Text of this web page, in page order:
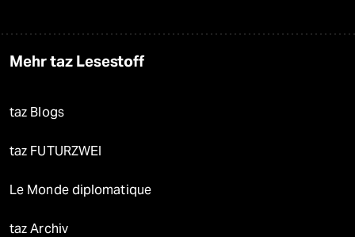
Mehr taz Lesestoff
taz Blogs
taz FUTURZWEI
Le Monde diplomatique
taz Archiv